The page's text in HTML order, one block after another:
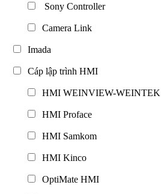
Sony Controller
Camera Link
Imada
Cáp lập trình HMI
HMI WEINVIEW-WEINTEK
HMI Proface
HMI Samkom
HMI Kinco
OptiMate HMI